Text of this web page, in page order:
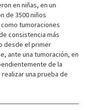
en niñas, en un
de 3500 niños
tumoraciones
consistencia más
desde el primer
ante una tumoración, en
de la
una prueba de